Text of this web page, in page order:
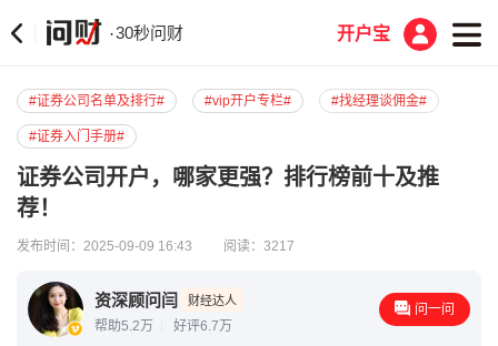
·30秒问财 开户宝
#证券公司名单及排行# #vip开户专栏# #找经理谈佣金#
#证券入门手册#
证券公司开户，哪家更强？排行榜前十及推
荐！
发布时间：2025-09-09 16:43 阅读：3217
资深顾问闫 财经达人
帮助5.2万 好评6.7万
问一问